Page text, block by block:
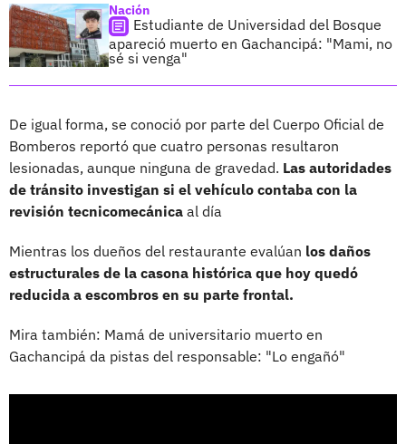
Nación
Estudiante de Universidad del Bosque
apareció muerto en Gachancipá: "Mami, no
sé si venga"
De igual forma, se conoció por parte del Cuerpo Oficial de
Bomberos reportó que cuatro personas resultaron
lesionadas, aunque ninguna de gravedad. Las autoridades
de tránsito investigan si el vehículo contaba con la
revisión tecnicomecánica al día
Mientras los dueños del restaurante evalúan los daños
estructurales de la casona histórica que hoy quedó
reducida a escombros en su parte frontal.
Mira también: Mamá de universitario muerto en
Gachancipá da pistas del responsable: "Lo engañó"